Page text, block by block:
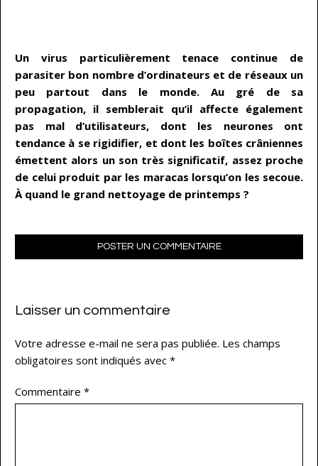
Un virus particulièrement tenace continue de
parasiter bon nombre d’ordinateurs et de réseaux un
peu partout dans le monde. Au gré de sa
propagation, il semblerait qu’il affecte également
pas mal d’utilisateurs, dont les neurones ont
tendance à se rigidifier, et dont les boîtes crâniennes
émettent alors un son très significatif, assez proche
de celui produit par les maracas lorsqu’on les secoue.
À quand le grand nettoyage de printemps ?
POSTER UN COMMENTAIRE
Laisser un commentaire
Votre adresse e-mail ne sera pas publiée. Les champs
obligatoires sont indiqués avec *
Commentaire *